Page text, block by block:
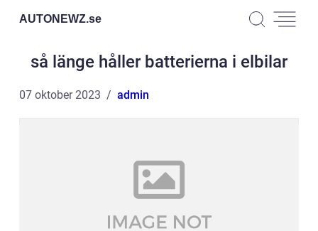
AUTONEWZ.se
så länge håller batterierna i elbilar
07 oktober 2023 admin